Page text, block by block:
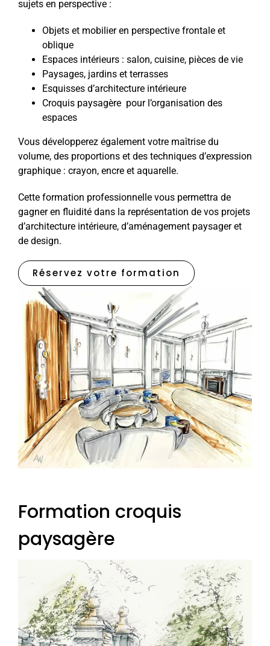
sujets en perspective :
Objets et mobilier en perspective frontale et
oblique
Espaces intérieurs : salon, cuisine, pièces de vie
Paysages, jardins et terrasses
Esquisses d’architecture intérieure
Croquis paysagère pour l’organisation des
espaces
Vous développerez également votre maîtrise du
volume, des proportions et des techniques d’expression
graphique : crayon, encre et aquarelle.
Cette formation professionnelle vous permettra de
gagner en fluidité dans la représentation de vos projets
d’architecture intérieure, d’aménagement paysager et
de design.
Réservez votre formation
Formation croquis
paysagère